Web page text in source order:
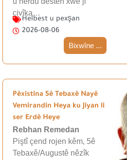
çivîka…
Helbest u pexşan
2026-08-06
Bixwîne ...
Pêxistina 5ê Tebaxê Nayê
Vemirandin Heya ku Jiyan li
ser Erdê Heye
Rebhan Remedan
Piştî çend rojen kêm, 5ê
Tebaxê/Augustê nêzîk